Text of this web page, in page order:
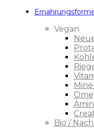
Vegan
Bio /